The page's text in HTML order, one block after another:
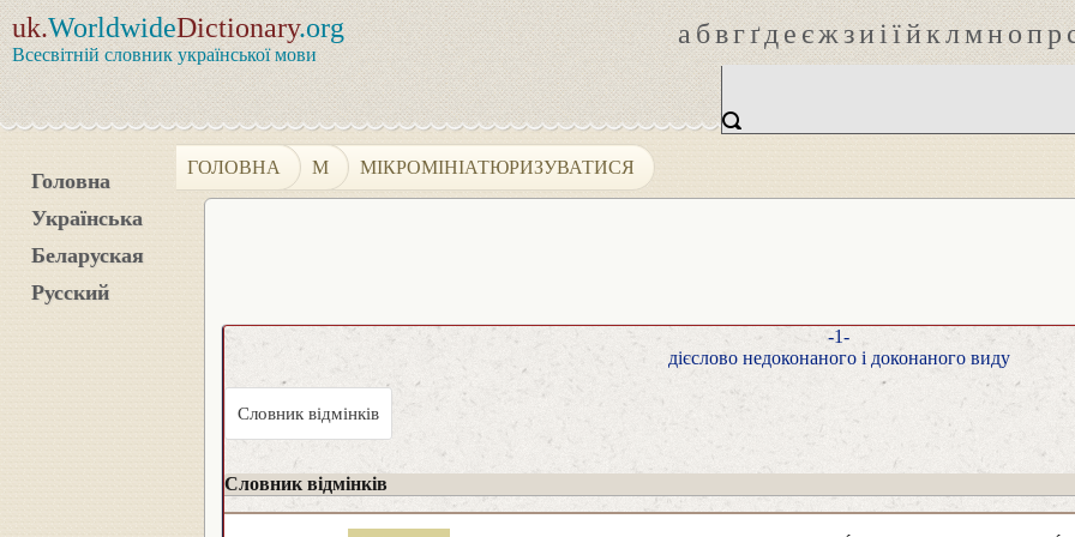
uk.WorldwideDictionary.org
Всесвітній словник української мови
абвгґдеєжзиіїйклмнопр
Головна
Українська
Беларуская
Русский
ГОЛОВНА М МІКРОМІНІАТЮРИЗУВАТИСЯ
-1-
дієслово недоконаного і доконаного виду
Словник відмінків
Словник відмінків